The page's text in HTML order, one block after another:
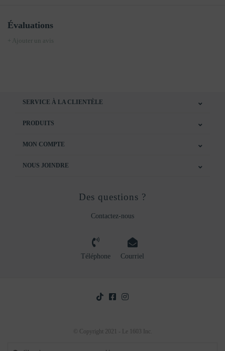
Évaluations
+ Ajouter un avis
SERVICE À LA CLIENTÈLE
PRODUITS
MON COMPTE
NOUS JOINDRE
Des questions ?
Contactez-nous
Téléphone Courriel